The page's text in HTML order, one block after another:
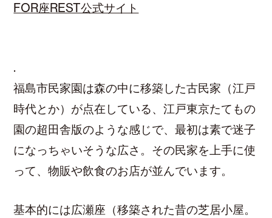
FOR座REST公式サイト
.
福島市民家園は森の中に移築した古民家（江戸
時代とか）が点在している、江戸東京たてもの
園の超田舎版のような感じで、最初は素で迷子
になっちゃいそうな広さ。その民家を上手に使
って、物販や飲食のお店が並んでいます。
基本的には広瀬座（移築された昔の芝居小屋。